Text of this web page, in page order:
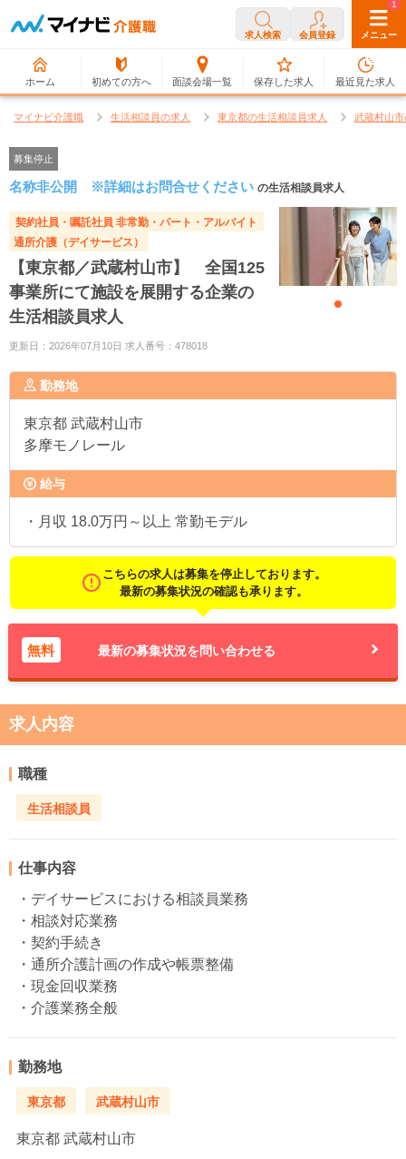
求人検索 会員登録 メニュー
ホーム 初めての方へ 面談会場一覧
0
保存した求人
1
最近見た求人
マイナビ介護職 生活相談員の求人 東京都の生活相談員求人 武蔵村山
募集停止
名称非公開 ※詳細はお問合せください の生活相談員求人
契約社員・嘱託社員 非常勤・パート・アルバイト
通所介護（デイサービス）
【東京都／武蔵村山市】 全国125
事業所にて施設を展開する企業の
生活相談員求人
更新日：2026年07月10日 求人番号：478018
勤務地
東京都 武蔵村山市
多摩モノレール
給与
・月収 18.0万円～以上 常勤モデル
こちらの求人は募集を停止しております。
最新の募集状況の確認も承ります。
無料 最新の募集状況を問い合わせる
求人内容
職種
生活相談員
仕事内容
・デイサービスにおける相談員業務
・相談対応業務
・契約手続き
・通所介護計画の作成や帳票整備
・現金回収業務
・介護業務全般
勤務地
東京都 武蔵村山市
東京都 武蔵村山市